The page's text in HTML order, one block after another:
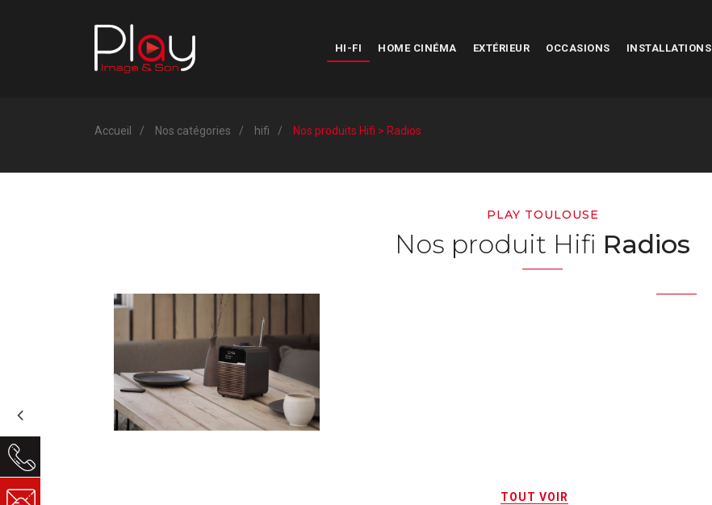
HI-FI HOME CINÉMA EXTÉRIEUR OCCASIONS INSTALLATIONS
Accueil Nos catégories hifi Nos produits Hifi > Radios
PLAY TOULOUSE
Nos produit Hifi Radios
TOUT VOIR